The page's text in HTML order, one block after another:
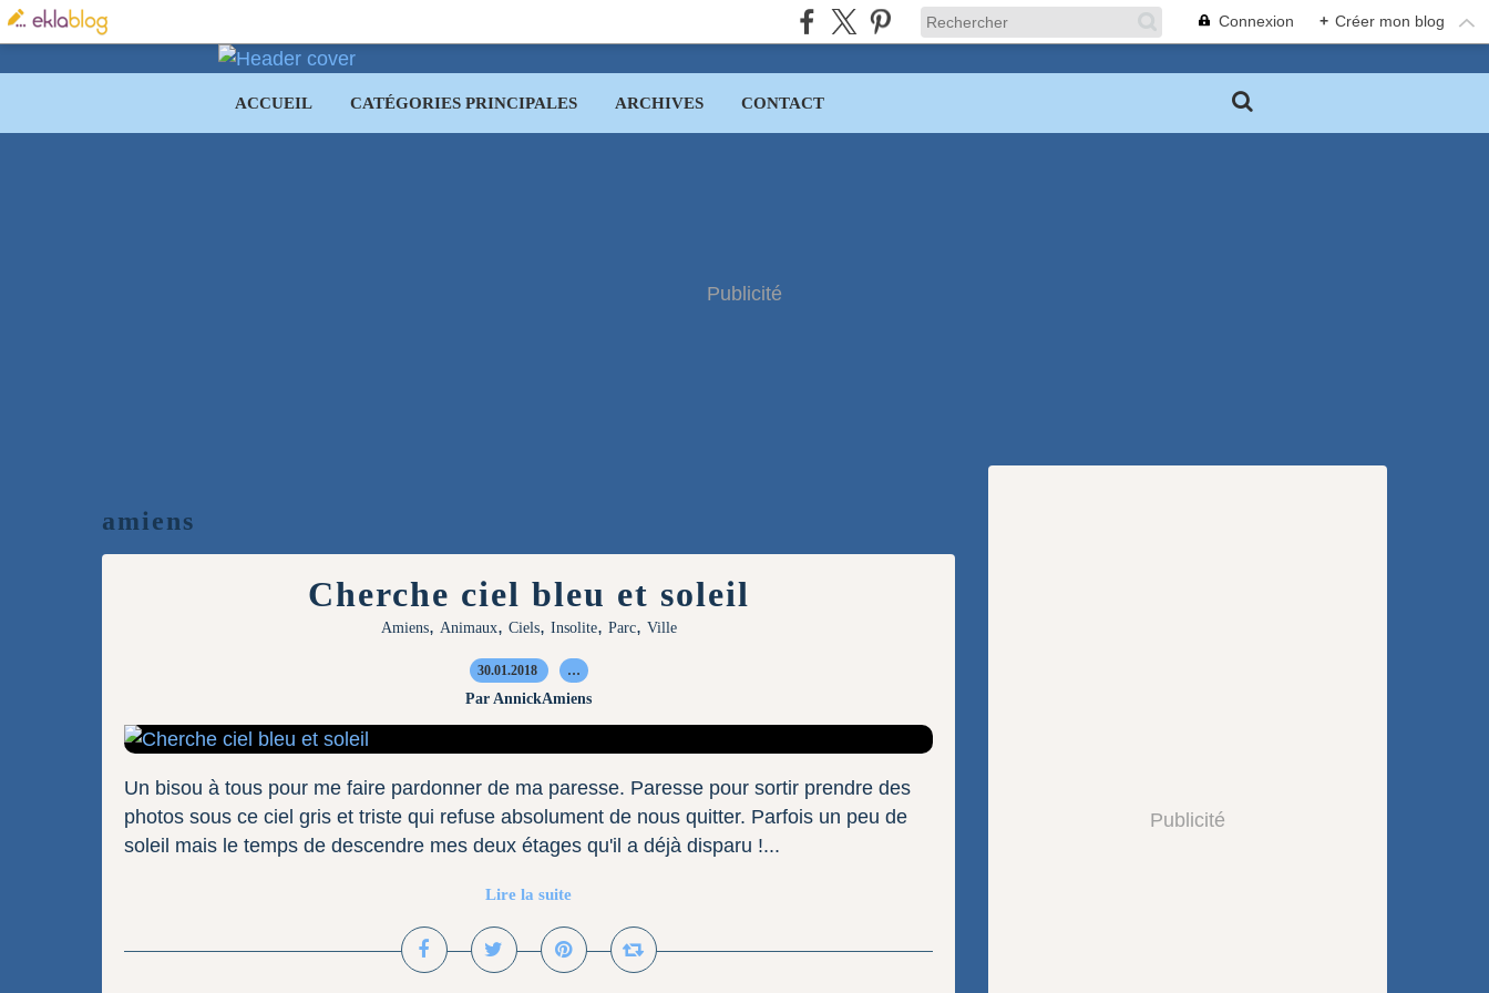
Connexion + Créer mon blog
ACCUEIL CATÉGORIES PRINCIPALES ARCHIVES CONTACT
Publicité
amiens
Cherche ciel bleu et soleil
Amiens, Animaux, Ciels, Insolite, Parc, Ville
30.01.2018 …
Par AnnickAmiens
Un bisou à tous pour me faire pardonner de ma paresse. Paresse pour sortir prendre des
photos sous ce ciel gris et triste qui refuse absolument de nous quitter. Parfois un peu de
soleil mais le temps de descendre mes deux étages qu'il a déjà disparu !...
Lire la suite
Publicité